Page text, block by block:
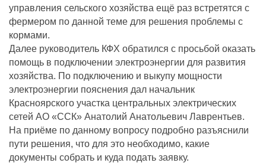
управления сельского хозяйства ещё раз встретятся с
фермером по данной теме для решения проблемы с
кормами.
Далее руководитель КФХ обратился с просьбой оказать
помощь в подключении электроэнергии для развития
хозяйства. По подключению и выкупу мощности
электроэнергии пояснения дал начальник
Красноярского участка центральных электрических
сетей АО «ССК» Анатолий Анатольевич Лаврентьев.
На приёме по данному вопросу подробно разъяснили
пути решения, что для это необходимо, какие
документы собрать и куда подать заявку.